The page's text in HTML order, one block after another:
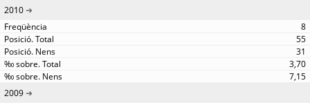
2010
8
55
31
3,70
7,15
2009